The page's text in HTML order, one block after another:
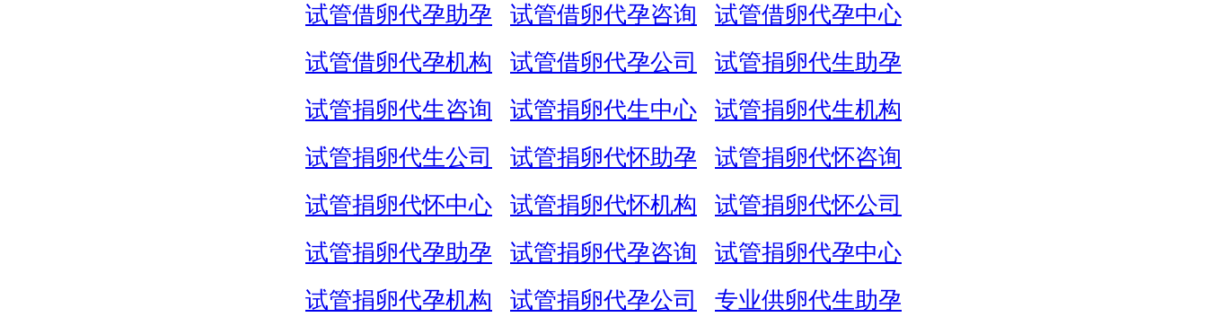
试管借卵代孕助孕
试管借卵代孕咨询
试管借卵代孕中心
试管借卵代孕机构
试管借卵代孕公司
试管捐卵代生助孕
试管捐卵代生咨询
试管捐卵代生中心
试管捐卵代生机构
试管捐卵代生公司
试管捐卵代怀助孕
试管捐卵代怀咨询
试管捐卵代怀中心
试管捐卵代怀机构
试管捐卵代怀公司
试管捐卵代孕助孕
试管捐卵代孕咨询
试管捐卵代孕中心
试管捐卵代孕机构
试管捐卵代孕公司
专业供卵代生助孕